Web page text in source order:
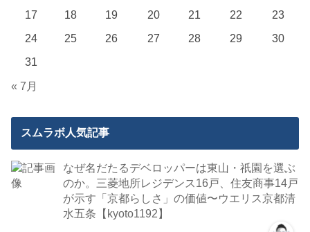
17
18 19 20 21 22
23
24
25 26 27 28 29
30
31
« 7月
スムラボ人気記事
なぜ名だたるデベロッパーは東山・祇園を選ぶ
のか。三菱地所レジデンス16戸、住友商事14戸
が示す「京都らしさ」の価値〜ウエリス京都清
水五条【kyoto1192】